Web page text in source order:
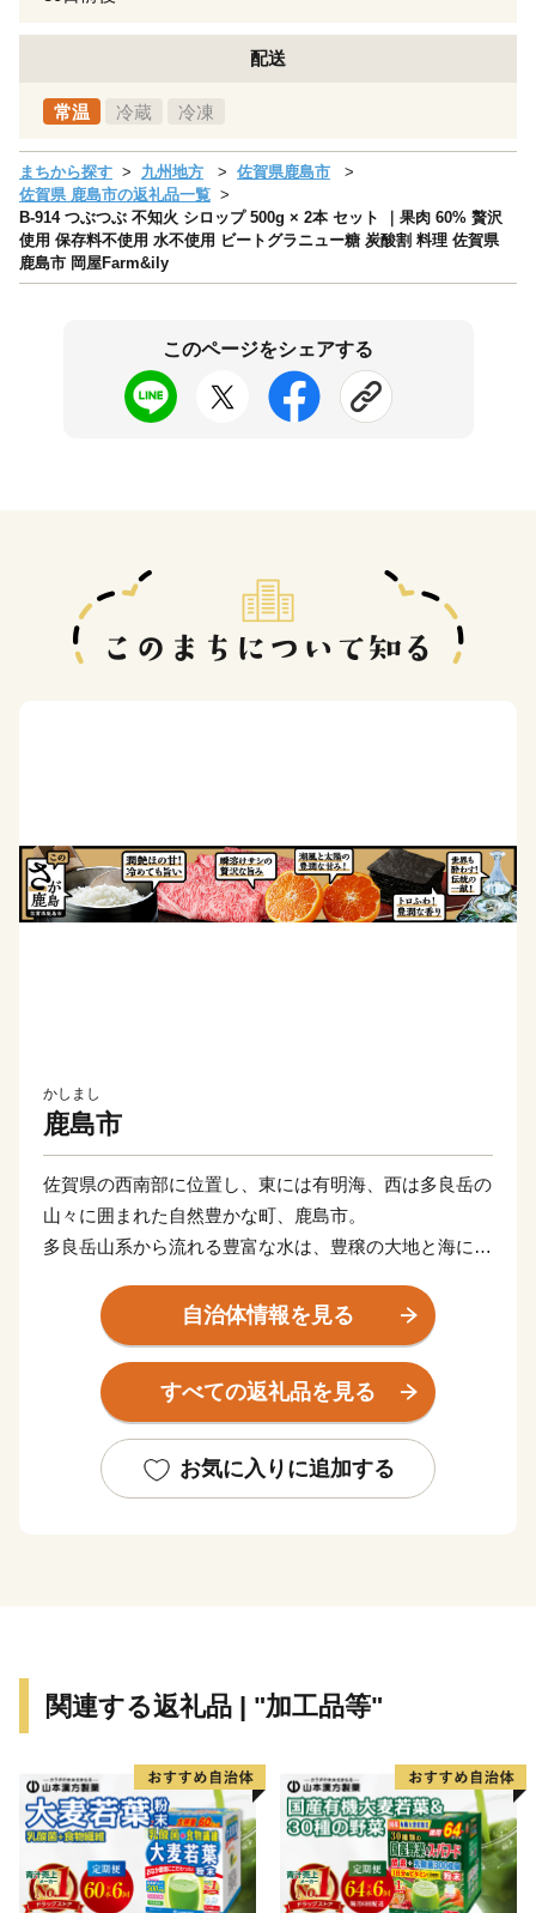
配送
常温 冷蔵 冷凍
まちから探す 九州地方
佐賀県鹿島市
佐賀県 鹿島市の返礼品一覧
B-914 つぶつぶ 不知火 シロップ 500g × 2本 セット ｜果肉 60% 贅沢
使用 保存料不使用 水不使用 ビートグラニュー糖 炭酸割 料理 佐賀県
鹿島市 岡屋Farm&ily
このページをシェアする
かしまし
鹿島市
佐賀県の西南部に位置し、東には有明海、西は多良岳の
山々に囲まれた自然豊かな町、鹿島市。
多良岳山系から流れる豊富な水は、豊穣の大地と海に大
肥沃な大地では、米やみかん、野菜など多くの農産物が
栽培され、山からの栄養分をふんだんに含んだ水が流れ
着く有明海では、ムツゴロウなどの希少な生物や日本一
の海苔を育んでいます。
徳稲荷神社」や、有明海の自然を活かしたイベント「鹿
島ガタリンピック」など、訪れた人が見て、体験して、
ただき、鹿島市を応援していただけたら幸いです。
【申込・返礼品に関すること】
鹿島市ふるさと納税サポートセンター（849-1312 佐賀
県鹿島市大字納富分甲224-1）
自治体情報を見る
すべての返礼品を見る
お気に入りに追加する
関連する返礼品 | "加工品等"